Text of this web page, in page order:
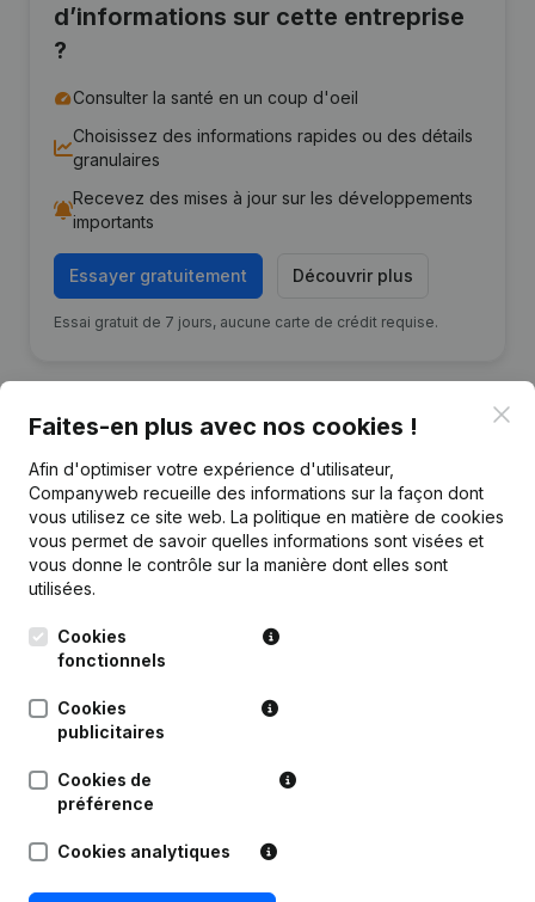
d’informations sur cette entreprise
?
Consulter la santé en un coup d'oeil
Choisissez des informations rapides ou des détails
granulaires
Recevez des mises à jour sur les développements
importants
Essayer gratuitement Découvrir plus
Essai gratuit de 7 jours, aucune carte de crédit requise.
Publicationsde Ecopol Invest
Date Publication
Succursale, etc...)
Questions fréquemment posées
Quel est le numéro de TVA de Ecopol Invest?
Faites-en plus avec nos cookies !
Afin d'optimiser votre expérience d'utilisateur,
Companyweb recueille des informations sur la façon dont
vous utilisez ce site web. La politique en matière de cookies
vous permet de savoir quelles informations sont visées et
vous donne le contrôle sur la manière dont elles sont
utilisées.
Cookies
fonctionnels
Cookies
publicitaires
Cookies de
préférence
Cookies analytiques